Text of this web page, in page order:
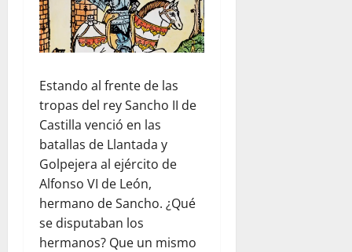
Estando al frente de las
tropas del rey Sancho II de
Castilla venció en las
batallas de Llantada y
Golpejera al ejército de
Alfonso VI de León,
hermano de Sancho. ¿Qué
se disputaban los
hermanos? Que un mismo